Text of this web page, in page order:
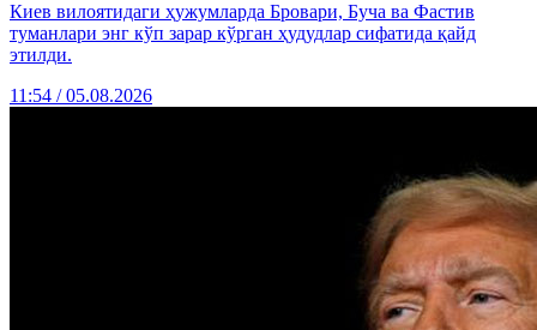
Киев вилоятидаги ҳужумларда Бровари, Буча ва Фастив
туманлари энг кўп зарар кўрган ҳудудлар сифатида қайд
этилди.
11:54 / 05.08.2026